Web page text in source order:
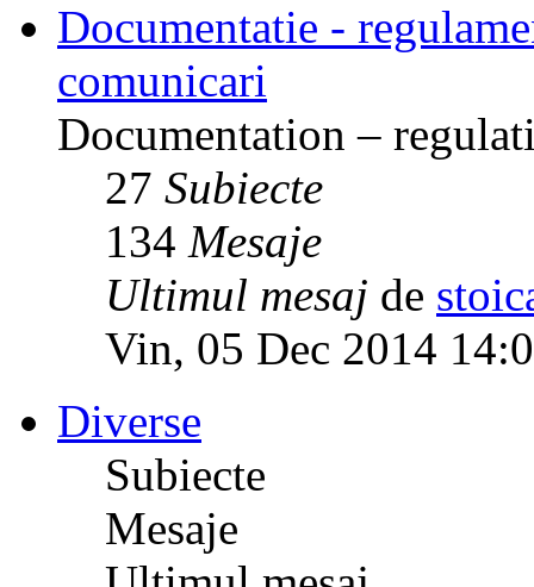
Documentatie -
comunicari
Documentation –
27 Subiecte
134 Mesaje
Ultimul mesaj de
Vin, 05 Dec 2014
Diverse
Subiecte
Mesaje